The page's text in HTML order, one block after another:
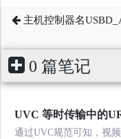
主机控制器名
0 篇笔记
UVC 等时传输中的
通过UVC规范可知，视